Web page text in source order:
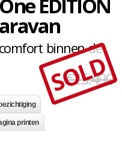
EDITION
binnen de
€25.490
SOLD
printen